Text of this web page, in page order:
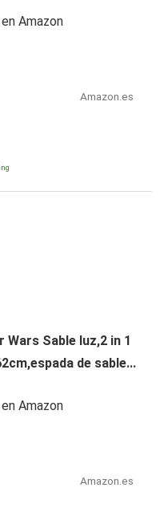
Amazon
Amazon.es
Wars Sable luz,2 in 1
de sable...
Amazon
Amazon.es